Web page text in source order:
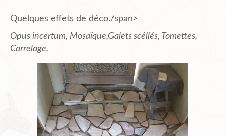
Quelques effets de déco./span>
Opus incertum, Mosaïque,Galets scéllés, Tomettes,
Carrelage.